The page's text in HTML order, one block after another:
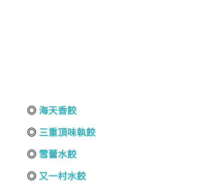
◎ 海天香餃
◎ 三重頂味執餃
◎ 雪蕾水餃
◎ 又一村水餃